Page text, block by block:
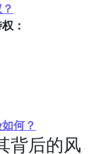
：
何？
背后的风